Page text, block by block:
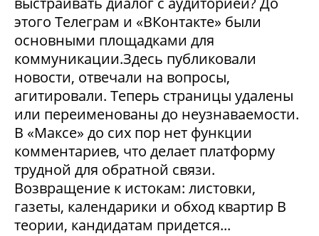
этого Телеграм и «ВКонтакте» были
основными площадками для
коммуникации.Здесь публиковали
новости, отвечали на вопросы,
агитировали. Теперь страницы удалены
или переименованы до неузнаваемости.
В «Максе» до сих пор нет функции
комментариев, что делает платформу
трудной для обратной связи.
Возвращение к истокам: листовки,
газеты, календарики и обход квартир В
теории, кандидатам придется...